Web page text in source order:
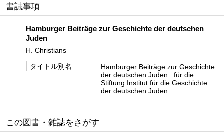
書誌事項
Hamburger Beiträge zur Geschichte der deutschen
Juden
H. Christians
タイトル別名
Hamburger Beiträge zur Geschichte
der deutschen Juden : für die
Stiftung Institut für die Geschichte
der deutschen Juden
この図書・雑誌をさがす